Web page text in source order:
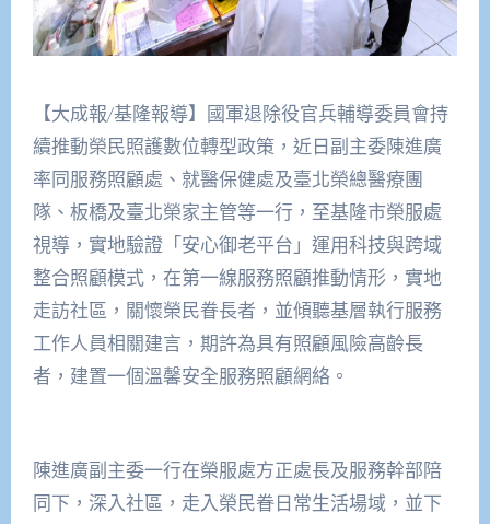
【大成報/基隆報導】國軍退除役官兵輔導委員會持
續推動榮民照護數位轉型政策，近日副主委陳進廣
率同服務照顧處、就醫保健處及臺北榮總醫療團
隊、板橋及臺北榮家主管等一行，至基隆市榮服處
視導，實地驗證「安心御老平台」運用科技與跨域
整合照顧模式，在第一線服務照顧推動情形，實地
走訪社區，關懷榮民眷長者，並傾聽基層執行服務
工作人員相關建言，期許為具有照顧風險高齡長
者，建置一個溫馨安全服務照顧網絡。
陳進廣副主委一行在榮服處方正處長及服務幹部陪
同下，深入社區，走入榮民眷日常生活場域，並下